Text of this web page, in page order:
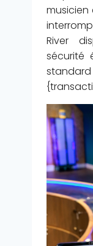
River
sécurité